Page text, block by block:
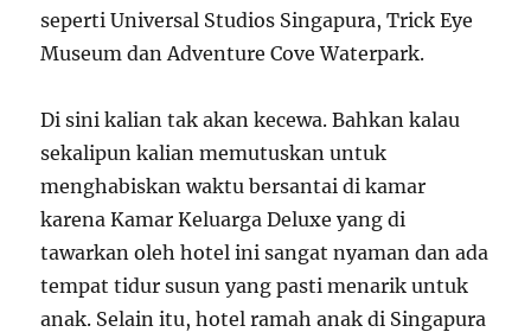
seperti Universal Studios Singapura, Trick Eye
Museum dan Adventure Cove Waterpark.
Di sini kalian tak akan kecewa. Bahkan kalau
sekalipun kalian memutuskan untuk
menghabiskan waktu bersantai di kamar
karena Kamar Keluarga Deluxe yang di
tawarkan oleh hotel ini sangat nyaman dan ada
tempat tidur susun yang pasti menarik untuk
anak. Selain itu, hotel ramah anak di Singapura